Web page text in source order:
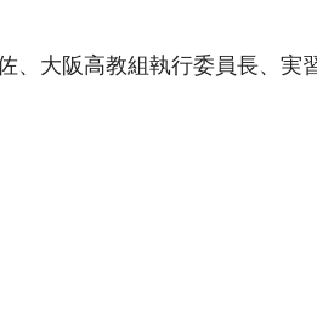
、大阪高教組執行委員長、実